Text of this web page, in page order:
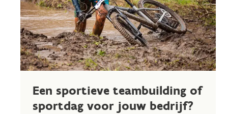
Een sportieve teambuilding of
sportdag voor jouw bedrijf?